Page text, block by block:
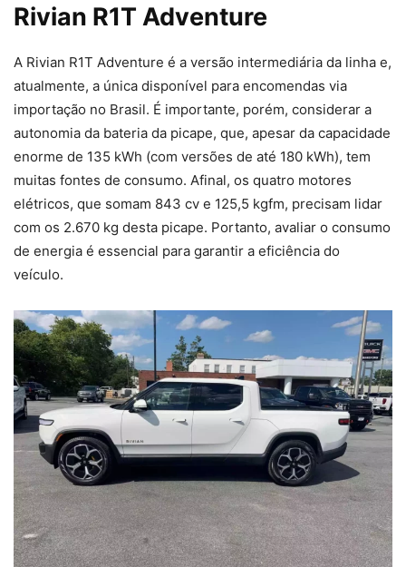
Rivian R1T Adventure
A Rivian R1T Adventure é a versão intermediária da linha e,
atualmente, a única disponível para encomendas via
importação no Brasil. É importante, porém, considerar a
autonomia da bateria da picape, que, apesar da capacidade
enorme de 135 kWh (com versões de até 180 kWh), tem
muitas fontes de consumo. Afinal, os quatro motores
elétricos, que somam 843 cv e 125,5 kgfm, precisam lidar
com os 2.670 kg desta picape. Portanto, avaliar o consumo
de energia é essencial para garantir a eficiência do
veículo.